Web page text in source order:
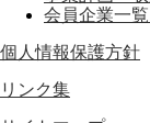
会員企業一覧
個人情報保護方針
リンク集